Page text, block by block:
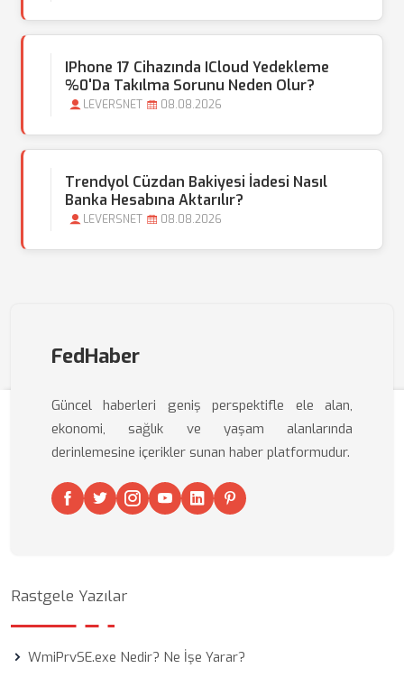
IPhone 17 Cihazında ICloud Yedekleme
%0'da Takılma Sorunu Neden Olur?
LEVERSNET 08.08.2026
Trendyol Cüzdan Bakiyesi İadesi Nasıl
Banka Hesabına Aktarılır?
LEVERSNET 08.08.2026
FedHaber
Güncel haberleri geniş perspektifle ele alan,
ekonomi, sağlık ve yaşam alanlarında
derinlemesine içerikler sunan haber platformudur.
Rastgele Yazılar
WmiPrvSE.exe Nedir? Ne İşe Yarar?